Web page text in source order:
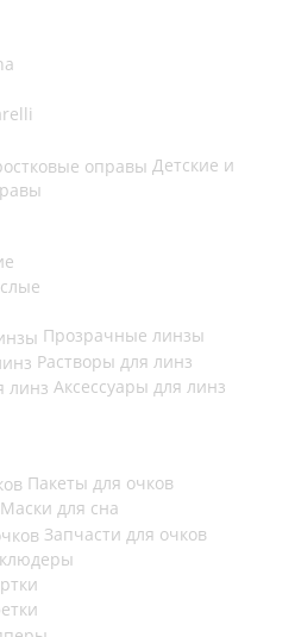
Детские и
Прозрачные линзы
Растворы для линз
Аксессуары для линз
Пакеты для очков
Маски для сна
Запчасти для очков